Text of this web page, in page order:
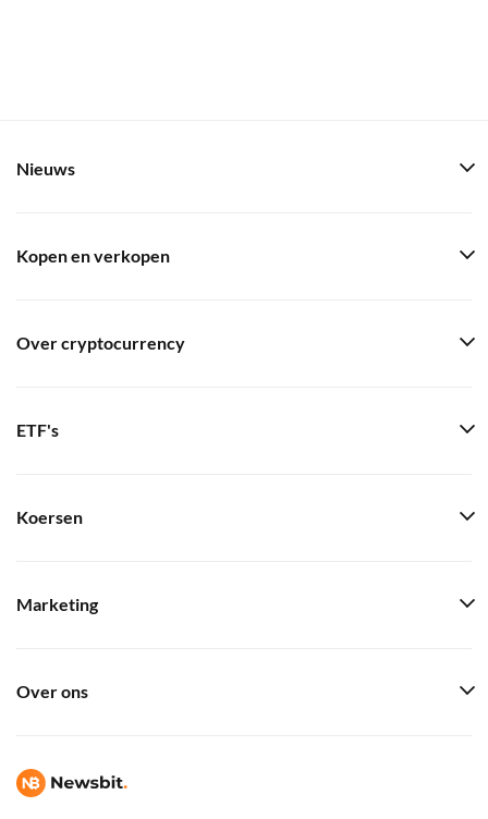
Nieuws
Kopen en verkopen
Over cryptocurrency
ETF's
Koersen
Marketing
Over ons